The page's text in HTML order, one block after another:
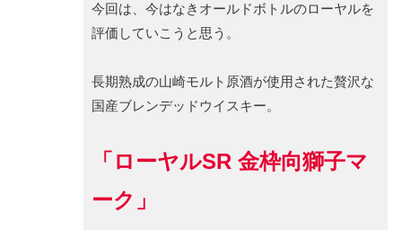
今回は、今はなきオールドボトルのローヤルを
評価していこうと思う。
長期熟成の山崎モルト原酒が使用された贅沢な
国産ブレンデッドウイスキー。
「ローヤルSR 金枠向獅子マ
ーク」